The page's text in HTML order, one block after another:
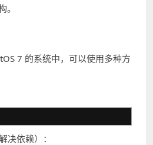
。
7 的系统中，可以使用多种方
决依赖）：